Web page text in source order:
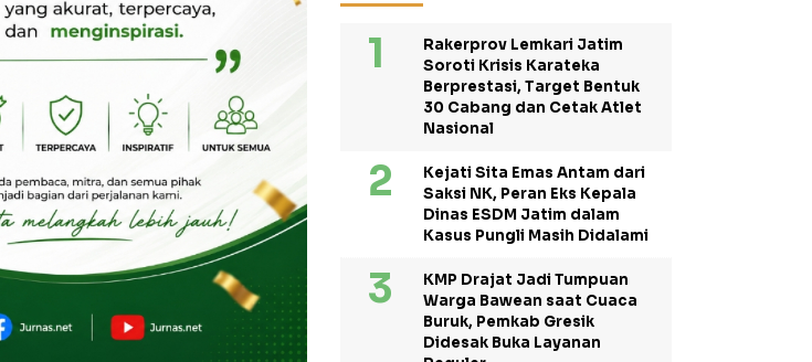
Rakerprov Lemkari Jatim
Soroti Krisis Karateka
Berprestasi, Target Bentuk
30 Cabang dan Cetak Atlet
Nasional
Kejati Sita Emas Antam dari
Saksi NK, Peran Eks Kepala
Dinas ESDM Jatim dalam
Kasus Pungli Masih Didalami
KMP Drajat Jadi Tumpuan
Warga Bawean saat Cuaca
Buruk, Pemkab Gresik
Didesak Buka Layanan